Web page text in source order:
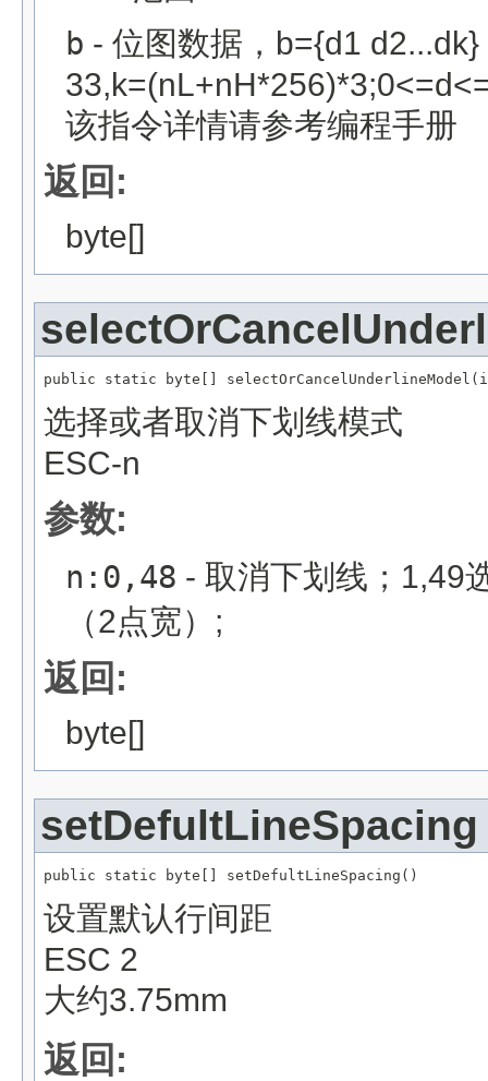
b - 位图数据，b={d1
该指令详情请参考编程手册
返回:
byte[]
public static byte[]
选择或者取消下划线模式
ESC-n
参数:
n:0,48 - 取消下划线；1,49
（2点宽）;
返回:
byte[]
setDefultLineSpacing
public static byte[] setDefultLineSpacing()
设置默认行间距
ESC 2
大约3.75mm
返回: